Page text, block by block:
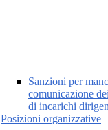
Sanzioni per
comunicazione
di incarichi
Posizioni organizzative